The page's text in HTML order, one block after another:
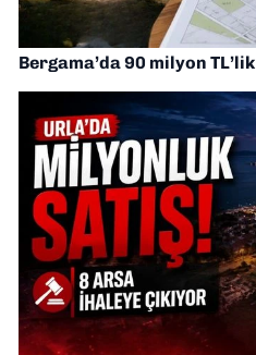
Bergama’da 90 milyon